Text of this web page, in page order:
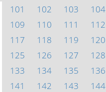
101
102 103 104
109
110 111 112
117
118 119 120
125
126 127 128
133
134 135 136
141
142 143 144